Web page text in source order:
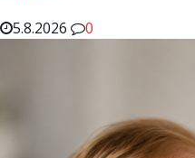
5.8.2026
0